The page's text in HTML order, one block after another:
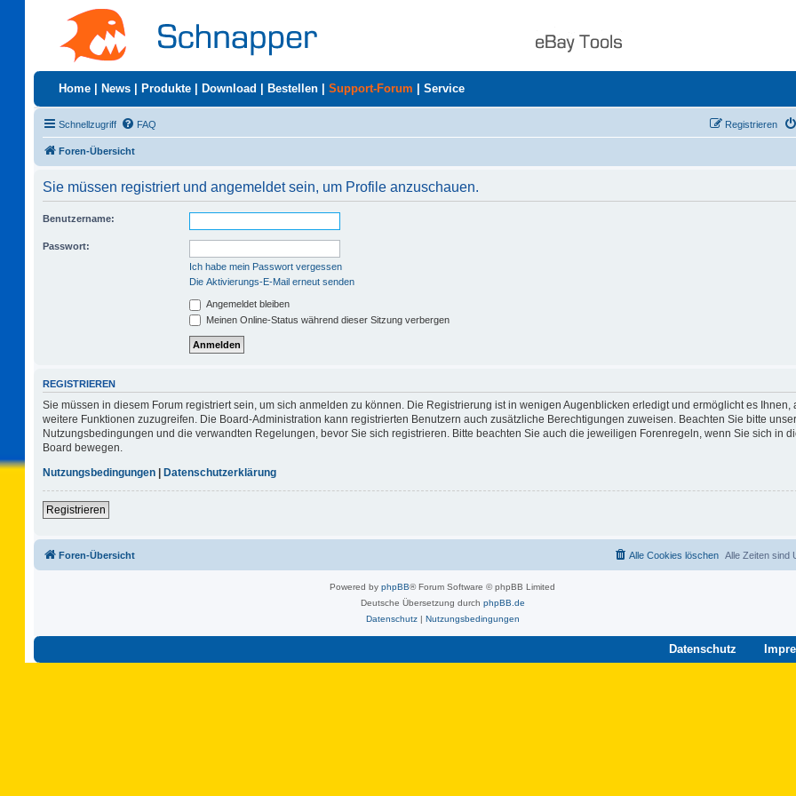
Home News Produkte Download Bestellen Support-Forum Service
Schnellzugriff FAQ Registrieren
Foren-Übersicht
Sie müssen registriert und angemeldet sein, um Profile anzuschauen.
Benutzername:
Passwort:
Ich habe mein Passwort vergessen
Die Aktivierungs-E-Mail erneut senden
Angemeldet bleiben
Meinen Online-Status während dieser Sitzung verbergen
REGISTRIEREN
Sie müssen in diesem Forum registriert sein, um sich anmelden zu können. Die Registrierung ist in wenigen Augenblicken erledigt und ermöglicht es Ihnen,
weitere Funktionen zuzugreifen. Die Board-Administration kann registrierten Benutzern auch zusätzliche Berechtigungen zuweisen. Beachten Sie bitte
Nutzungsbedingungen und die verwandten Regelungen, bevor Sie sich registrieren. Bitte beachten Sie auch die jeweiligen Forenregeln, wenn Sie sich in
Board bewegen.
Nutzungsbedingungen | Datenschutzerklärung
Registrieren
Foren-Übersicht Alle Zeiten sind
Alle Cookies löschen
Powered by phpBB® Forum Software © phpBB Limited
Deutsche Übersetzung durch phpBB.de
Datenschutz| Nutzungsbedingungen
Datenschutz